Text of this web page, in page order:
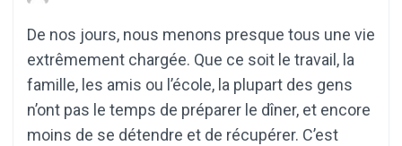
De nos jours, nous menons presque tous une vie
extrêmement chargée. Que ce soit le travail, la
famille, les amis ou l’école, la plupart des gens
n’ont pas le temps de préparer le dîner, et encore
moins de se détendre et de récupérer. C’est